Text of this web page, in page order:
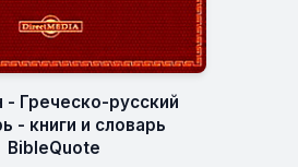
- Греческо-русский
- книги и словарь
BibleQuote